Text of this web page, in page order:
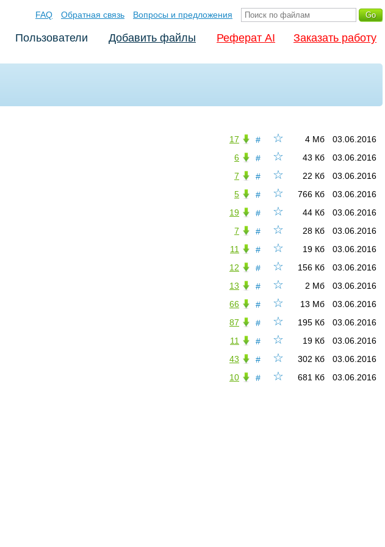
FAQ Обратная связь Вопросы и предложения
Пользователи Добавить файлы Реферат AI Заказать работу
☆
# 03.06.2016
4 Мб
17
☆
# 03.06.2016
43 Кб
6
☆
# 03.06.2016
22 Кб
7
☆
# 03.06.2016
766 Кб
5
☆
# 03.06.2016
44 Кб
19
☆
# 03.06.2016
28 Кб
7
☆
# 03.06.2016
19 Кб
11
☆
# 03.06.2016
156 Кб
12
☆
# 03.06.2016
2 Мб
13
☆
# 03.06.2016
13 Мб
66
☆
# 03.06.2016
195 Кб
87
☆
# 03.06.2016
19 Кб
11
☆
# 03.06.2016
302 Кб
43
☆
# 03.06.2016
681 Кб
10